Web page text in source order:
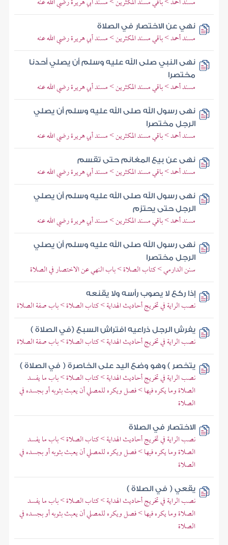
نهي عن الاختصار في الصلاة
مسند أحمد > باقي مسند المكثرين > مسند أبي هريرة رضي الله عنه
نهى النبي صلى الله عليه وسلم أن يصلي أحدنا
مختصرا
مسند أحمد > باقي مسند المكثرين > مسند أبي هريرة رضي الله عنه
نهى رسول الله صلى الله عليه وسلم أن يصلي
الرجل مختصرا
مسند أحمد > باقي مسند المكثرين > مسند أبي هريرة رضي الله عنه
نهى عن بيع المغانم حتى تقسم
مسند أحمد > باقي مسند المكثرين > مسند أبي هريرة رضي الله عنه
نهى رسول الله صلى الله عليه وسلم أن يصلي
الرجل حتى يحتزم
مسند أحمد > باقي مسند المكثرين > مسند أبي هريرة رضي الله عنه
نهى رسول الله صلى الله عليه وسلم أن يصلي
الرجل مختصرا
سنن الدارمي > كتاب الصلاة > باب النهي عن الاختصار في الصلاة
إذا ركع لا يصوب رأسه ولا يقنعه
نصب الراية في تخريج أحاديث الهداية > كتاب الصلاة > باب صفة الصلاة
يفرش الرجل ذراعيه افتراش السبع (في الصلاة )
نصب الراية في تخريج أحاديث الهداية > كتاب الصلاة > باب صفة الصلاة
يتخصر ) وهو وضع اليد على الخاصرة ( في الصلاة )
نصب الراية في تخريج أحاديث الهداية > كتاب الصلاة > باب ما يفسد
الصلاة وما يكره فيها > فصل ويكره للمصلي أن يعبث بثوبه أو بجسده في
الصلاة
الاختصار في الصلاة
نصب الراية في تخريج أحاديث الهداية > كتاب الصلاة > باب ما يفسد
الصلاة وما يكره فيها > فصل ويكره للمصلي أن يعبث بثوبه أو بجسده في
الصلاة
يقعي ( في الصلاة )
نصب الراية في تخريج أحاديث الهداية > كتاب الصلاة > باب ما يفسد
الصلاة وما يكره فيها > فصل ويكره للمصلي أن يعبث بثوبه أو بجسده في
الصلاة